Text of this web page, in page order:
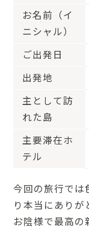
お名前（イ
ニシャル）
ご出発日
出発地
主として訪
れた島
主要滞在ホ
テル
今回の旅行では
り本当にありが
お陰様で最高の